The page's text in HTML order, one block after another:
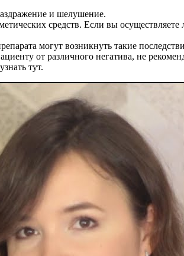
и шелушение.
средств. Если вы осуществляете
могут возникнуть такие
от различного негатива, не
тут.